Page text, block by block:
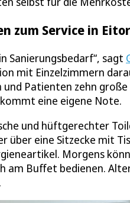
zum Service in
Sanierungsbedarf“, sagt
mit Einzelzimmern
Patienten zehn
eine eigene Note.
und hüftgerechter
eine Sitzecke mit
Morgens
am Buffet bedienen.